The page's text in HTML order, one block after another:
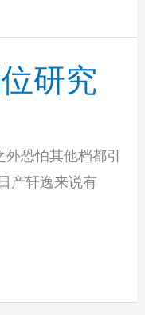
研究
恐怕其他档都引
产轩逸来说有